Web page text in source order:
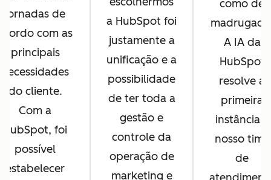
jornadas de
com as
principais
necessidades
do cliente.
Com a
HubSpot, foi
possível
estabelecer
a HubSpot foi
justamente a
unificação e a
possibilidade
de ter toda a
gestão e
controle da
operação de
marketing e
como de
A IA da
HubSpot
resolve a
primeira
instância e
nosso time
de